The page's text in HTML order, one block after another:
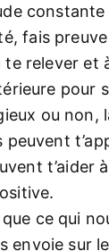
fais
te relever et
pour
ou non,
peuvent
t’aider
ce qui
envoie sur